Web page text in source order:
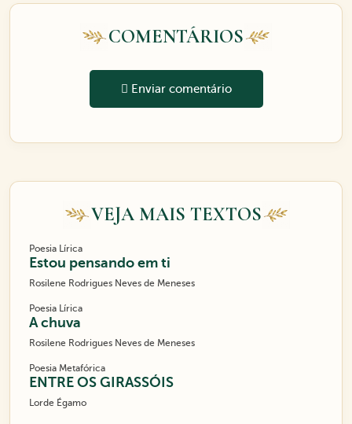
COMENTÁRIOS
Enviar comentário
VEJA MAIS TEXTOS
Poesia Lírica
Estou pensando em ti
Rosilene Rodrigues Neves de Meneses
Poesia Lírica
A chuva
Rosilene Rodrigues Neves de Meneses
Poesia Metafórica
ENTRE OS GIRASSÓIS
Lorde Égamo